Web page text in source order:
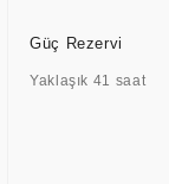
Güç Rezervi
Yaklaşık 41 saat